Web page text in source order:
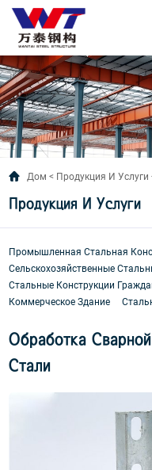
Select Language
Дом Продукция И Услуги
Продукция И Услуги
Промышленная Стальная
Сельскохозяйственные
Стальные Конструкции
Коммерческое Здание
Обработка
Стали